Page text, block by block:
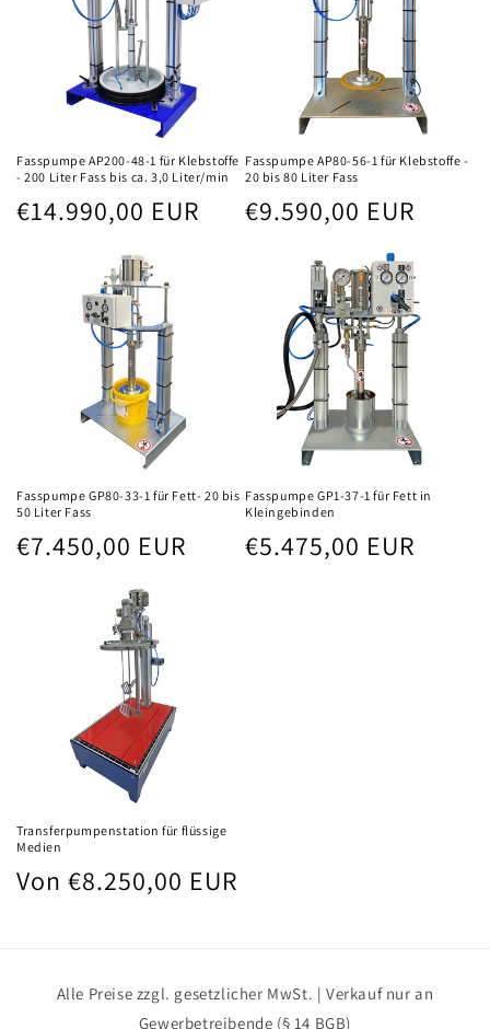
Fasspumpe AP200-48-1 für Klebstoffe
- 200 Liter Fass bis ca. 3,0 Liter/min
Normaler
€14.990,00 EUR
Fasspumpe AP80-56-1 für Klebstoffe -
20 bis 80 Liter Fass
Normaler
€9.590,00 EUR
Fasspumpe GP80-33-1 für Fett- 20 bis
50 Liter Fass
Normaler
€7.450,00 EUR
Fasspumpe GP1-37-1 für Fett in
Kleingebinden
Normaler
€5.475,00 EUR
Transferpumpenstation für flüssige
Medien
Normaler
Von €8.250,00 EUR
Alle Preise zzgl. gesetzlicher MwSt. | Verkauf nur an
Gewerbetreibende (§ 14 BGB)